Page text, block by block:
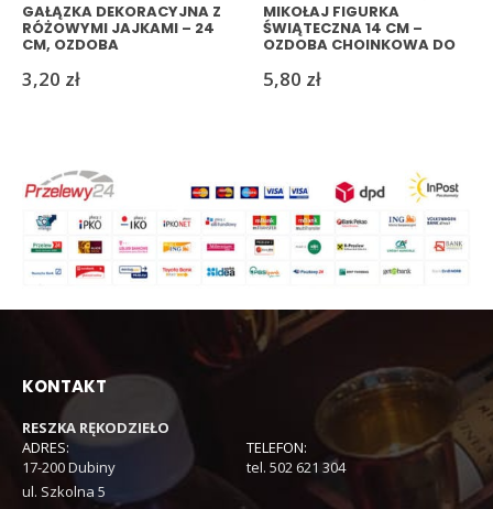
GAŁĄZKA DEKORACYJNA Z
RÓŻOWYMI JAJKAMI – 24
CM, OZDOBA
3,20 zł
MIKOŁAJ FIGURKA
ŚWIĄTECZNA 14 CM –
OZDOBA CHOINKOWA DO
POSTAWIENIA
5,80 zł
KONTAKT
RESZKA RĘKODZIEŁO
ADRES:
17-200 Dubiny
ul. Szkolna 5
TELEFON:
tel. 502 621 304